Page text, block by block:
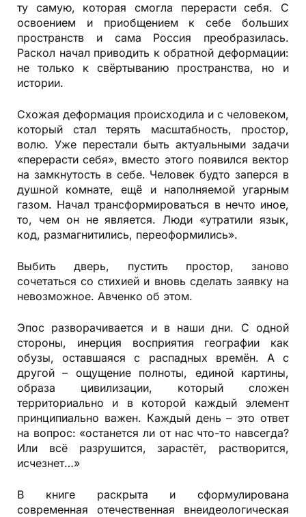
ту самую, которая смогла перерасти себя. С
освоением и приобщением к себе больших
пространств и сама Россия преобразилась.
Раскол начал приводить к обратной деформации:
не только к свёртыванию пространства, но и
истории.
Схожая деформация происходила и с человеком,
который стал терять масштабность, простор,
волю. Уже перестали быть актуальными задачи
«перерасти себя», вместо этого появился вектор
на замкнутость в себе. Человек будто заперся в
душной комнате, ещё и наполняемой угарным
газом. Начал трансформироваться в нечто иное,
то, чем он не является. Люди «утратили язык,
код, размагнитились, переоформились».
Выбить дверь, пустить простор, заново
сочетаться со стихией и вновь сделать заявку на
невозможное. Авченко об этом.
Эпос разворачивается и в наши дни. С одной
стороны, инерция восприятия географии как
обузы, оставшаяся с распадных времён. А с
другой – ощущение полноты, единой картины,
образа цивилизации, который сложен
территориально и в которой каждый элемент
принципиально важен. Каждый день – это ответ
на вопрос: «останется ли от нас что-то навсегда?
Или всё разрушится, зарастёт, растворится,
исчезнет…»
В книге раскрыта и сформулирована
современная отечественная внеидеологическая